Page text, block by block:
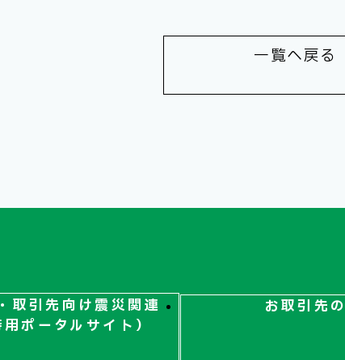
一覧へ戻る
取引先向け震災関連
ポータルサイト）
お取引先